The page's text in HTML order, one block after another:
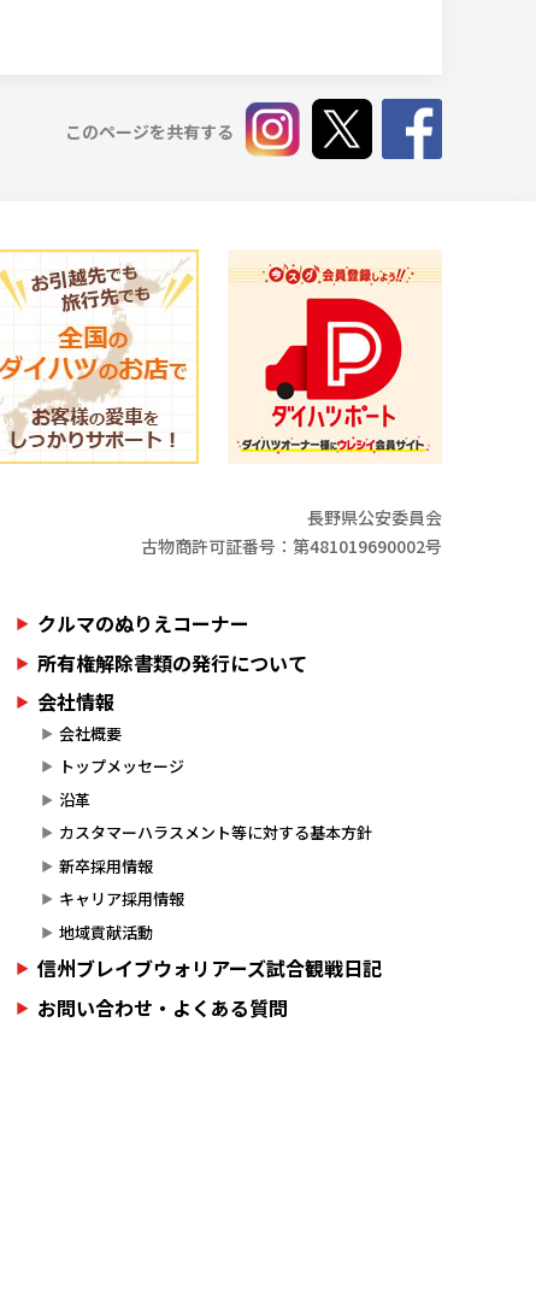
このページを共有する
長野県公安委員会
古物商許可証番号：第481019690002号
クルマのぬりえコーナー
所有権解除書類の発行について
会社情報
会社概要
トップメッセージ
沿革
カスタマーハラスメント等に対する基本方針
新卒採用情報
キャリア採用情報
地域貢献活動
信州ブレイブウォリアーズ試合観戦日記
お問い合わせ・よくある質問